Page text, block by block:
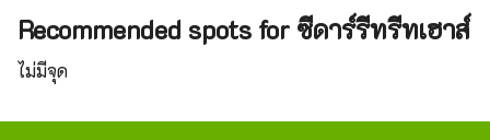
Recommended spots for ซีดาร์รีทรีทเฮาส์
ไม่มีจุด